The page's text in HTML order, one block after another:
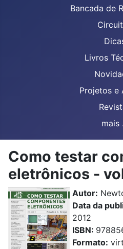
Bancada de
Livros
Projetos e
mais
Como testar
eletrônicos -
Autor:
Data da
2012
ISBN:
Formato: